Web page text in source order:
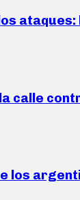
calle
los